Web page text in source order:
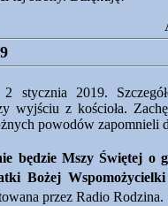
stycznia 2019.
wyjściu z kościoła.
powodów zapomnieli
będzie Mszy Świętej o
Bożej
przez Radio Rodzina.